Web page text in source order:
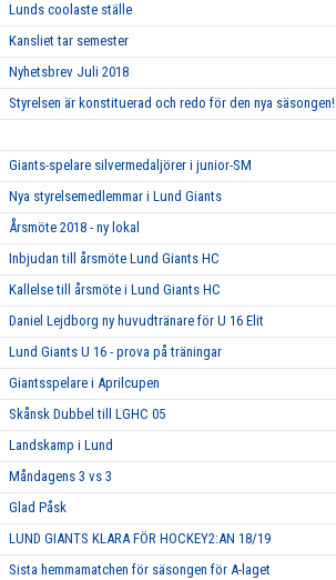
Lunds coolaste ställe
Kansliet tar semester
Nyhetsbrev Juli 2018
Styrelsen är konstituerad och redo för den nya säsongen!
Giants-spelare silvermedaljörer i junior-SM
Nya styrelsemedlemmar i Lund Giants
Årsmöte 2018 - ny lokal
Inbjudan till årsmöte Lund Giants HC
Kallelse till årsmöte i Lund Giants HC
Daniel Lejdborg ny huvudtränare för U 16 Elit
Lund Giants U 16 - prova på träningar
Giantsspelare i Aprilcupen
Skånsk Dubbel till LGHC 05
Landskamp i Lund
Måndagens 3 vs 3
Glad Påsk
LUND GIANTS KLARA FÖR HOCKEY2:AN 18/19
Sista hemmamatchen för säsongen för A-laget